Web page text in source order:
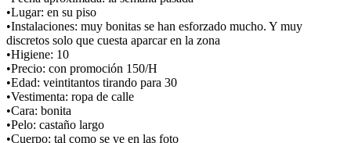
•Lugar: en su piso
•Instalaciones: muy bonitas se han esforzado mucho. Y muy
discretos solo que cuesta aparcar en la zona
•Higiene: 10
•Precio: con promoción 150/H
•Edad: veintitantos tirando para 30
•Vestimenta: ropa de calle
•Cara: bonita
•Pelo: castaño largo
•Cuerpo: tal como se ve en las foto